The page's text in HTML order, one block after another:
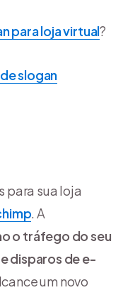
para loja virtual?
slogan
para sua loja
. A
o tráfego do seu
disparos de e-
um novo